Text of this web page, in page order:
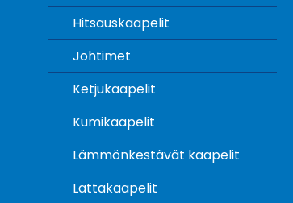
Hitsauskaapelit
Johtimet
Ketjukaapelit
Kumikaapelit
Lämmönkestävät kaapelit
Lattakaapelit